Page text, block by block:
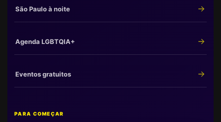
São Paulo à noite
Agenda LGBTQIA+
Eventos gratuitos
PARA COMEÇAR